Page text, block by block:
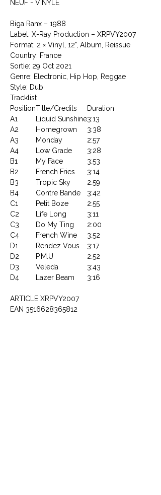
NEUF - VINYLE
Biga Ranx ‎– 1988
Label: X-Ray Production ‎– XRPVY2007
Format: 2 × Vinyl, 12", Album, Reissue
Country: France
Sortie: 29 Oct 2021
Genre: Electronic, Hip Hop, Reggae
Style: Dub
Tracklist
PositionTitle/Credits
Duration
A1
Liquid Sunshine3:13
A2
Homegrown
3:38
A3
Monday
2:57
A4
Low Grade
3:28
B1
My Face
3:53
B2
French Fries
3:14
B3
Tropic Sky
2:59
B4
Contre Bande
3:42
C1
Petit Boze
2:55
C2
Life Long
3:11
C3
Do My Ting
2:00
C4
French Wine
3:52
D1
Rendez Vous
3:17
D2
P.M.U
2:52
D3
Veleda
3:43
D4
Lazer Beam 3:16
ARTICLE XRPVY2007
EAN 3516628365812